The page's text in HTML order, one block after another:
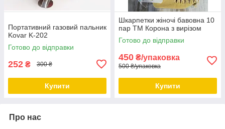
Портативний газовий пальник
Kovar K-202
Готово до відправки
252 ₴ 300 ₴
Купити
Шкарпетки жіночі бавовна 10
пар ТМ Корона з вирізом
Готово до відправки
450 ₴/упаковка
500 ₴/упаковка
Купити
Про нас